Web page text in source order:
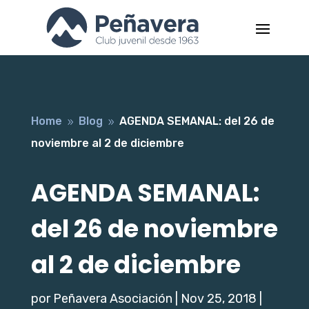
Home 9 Blog 9 AGENDA SEMANAL: del 26 de
noviembre al 2 de diciembre
AGENDA SEMANAL:
del 26 de noviembre
al 2 de diciembre
por Peñavera Asociación Nov 25, 2018